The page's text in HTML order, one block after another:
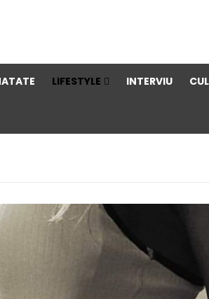
LIFESTYLE INTERVIU